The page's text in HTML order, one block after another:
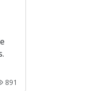
891